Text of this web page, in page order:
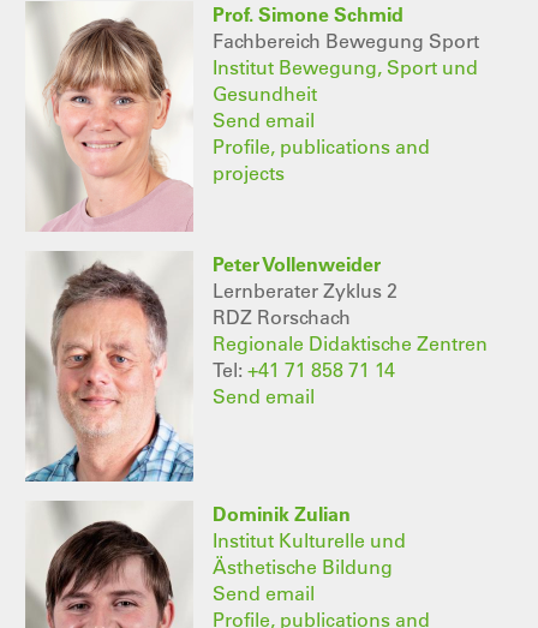
Prof. Simone Schmid
Fachbereich Bewegung Sport
Institut Bewegung, Sport und
Gesundheit
Send email
Profile, publications and
projects
Peter Vollenweider
Lernberater Zyklus 2
RDZ Rorschach
Regionale Didaktische Zentren
Tel: +41 71 858 71 14
Send email
Dominik Zulian
Institut Kulturelle und
Ästhetische Bildung
Send email
Profile, publications and